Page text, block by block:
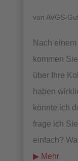
von AVGS-
Nach
kommen
über Ihre
haben
könnte ich
frage ich
einfach?
mehr lesen